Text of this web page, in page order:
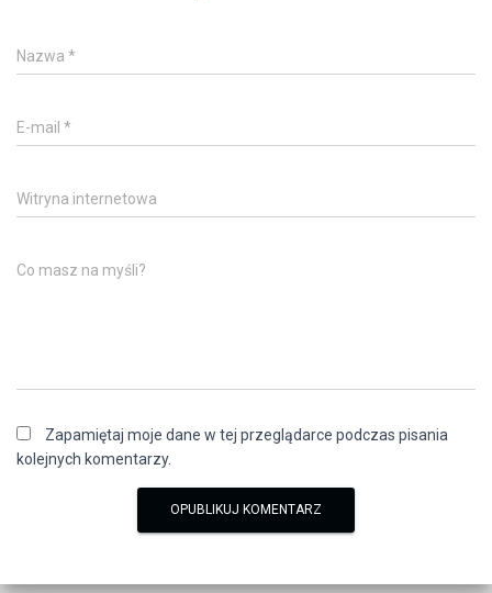
Nazwa *
E-mail *
Witryna internetowa
Co masz na myśli?
Zapamiętaj moje dane w tej przeglądarce podczas pisania
kolejnych komentarzy.